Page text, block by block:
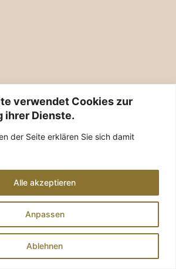
verwendet Cookies zur
ihrer Dienste.
der Seite erklären Sie sich damit
Anpassen
Ablehnen
Alle akzeptieren